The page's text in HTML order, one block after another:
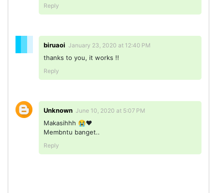
Reply
biruaoi January 23, 2020 at 12:40 PM
thanks to you, it works !!
Reply
Unknown June 10, 2020 at 5:07 PM
Makasihhh 😭❤️
Membntu banget..
Reply